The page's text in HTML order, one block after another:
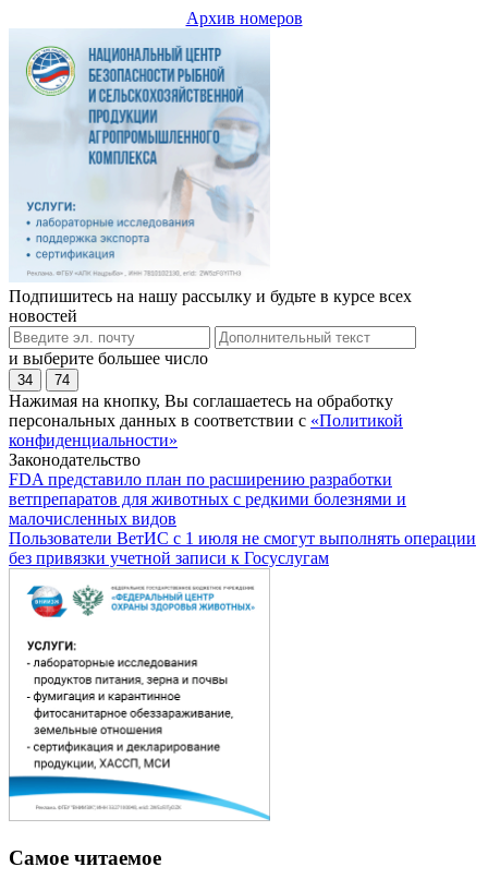
Архив номеров
Подпишитесь на нашу рассылку и будьте в курсе всех
новостей
и выберите большее число
34 74
Нажимая на кнопку, Вы соглашаетесь на обработку
персональных данных в соответствии с «Политикой
конфиденциальности»
Законодательство
FDA представило план по расширению разработки
ветпрепаратов для животных с редкими болезнями и
малочисленных видов
Пользователи ВетИС с 1 июля не смогут выполнять операции
без привязки учетной записи к Госуслугам
Самое читаемое